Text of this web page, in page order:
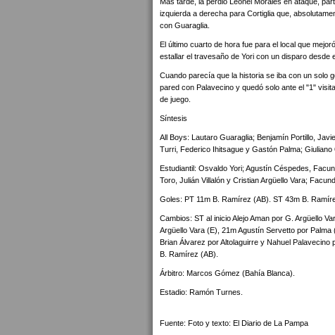
izquierda a derecha para Cortiglia que,
con Guaraglia.
El último cuarto de hora fue para el local que
estallar el travesaño de Yori con un disparo desde
Cuando parecía que la historia se iba con un solo
pared con Palavecino y quedó solo ante el "1"
de juego.
Síntesis
All Boys: Lautaro Guaraglia; Benjamín Portillo,
Turri, Federico Ihitsague y Gastón Palma;
Estudiantil: Osvaldo Yori; Agustín Céspedes,
Toro, Julián Villalón y Cristian Argüello Vara;
Goles: PT 11m B. Ramírez (AB). ST 43m B.
Cambios: ST al inicio Alejo Aman por G. Argüello
Argüello Vara (E), 21m Agustín Servetto por
Brian Álvarez por Altolaguirre y Nahuel
B. Ramírez (AB).
Árbitro: Marcos Gómez (Bahía Blanca).
Estadio: Ramón Turnes.
Fuente: Foto y texto: El Diario de La Pampa